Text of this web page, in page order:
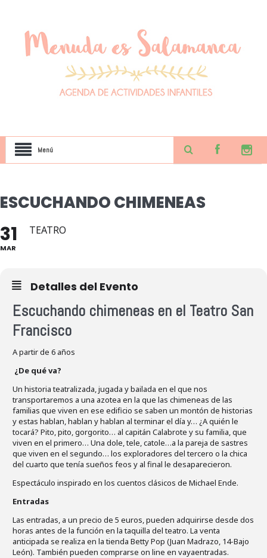
Menú
ESCUCHANDO CHIMENEAS
31
MAR
TEATRO
Detalles del Evento
Escuchando chimeneas en el Teatro San
Francisco
A partir de 6 años
¿De qué va?
Un historia teatralizada, jugada y bailada en el que nos
transportaremos a una azotea en la que las chimeneas de las
familias que viven en ese edificio se saben un montón de historias
y estas hablan, hablan y hablan al terminar el día y… ¿A quién le
tocará? Pito, pito, gorgorito… al capitán Calabrote y su familia, que
viven en el primero… Una dole, tele, catole…a la pareja de sastres
que viven en el segundo… los exploradores del tercero o la chica
del cuarto que tenía sueños feos y al final le desaparecieron.
Espectáculo inspirado en los cuentos clásicos de Michael Ende.
Entradas
Las entradas, a un precio de 5 euros, pueden adquirirse desde dos
horas antes de la función en la taquilla del teatro. La venta
anticipada se realiza en la tienda Betty Pop (Juan Madrazo, 14-Bajo
León). También pueden comprarse on line en vayaentradas.